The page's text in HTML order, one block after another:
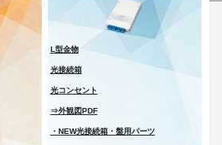
L型金物
光接続箱
光コンセント
⇒外観図PDF
・NEW光接続箱・盤用パーツ